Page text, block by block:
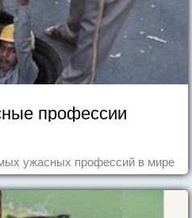
профессии
ужасных профессий в мире